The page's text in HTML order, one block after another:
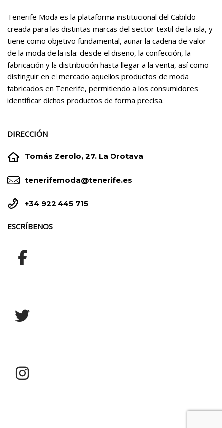
Tenerife Moda es la plataforma institucional del Cabildo
creada para las distintas marcas del sector textil de la isla, y
tiene como objetivo fundamental, aunar la cadena de valor
de la moda de la isla: desde el diseño, la confección, la
fabricación y la distribución hasta llegar a la venta, así como
distinguir en el mercado aquellos productos de moda
fabricados en Tenerife, permitiendo a los consumidores
identificar dichos productos de forma precisa.
DIRECCIÓN

 Tomás Zerolo, 27. La Orotava

 tenerifemoda@tenerife.es

 +34 922 445 715
ESCRÍBENOS